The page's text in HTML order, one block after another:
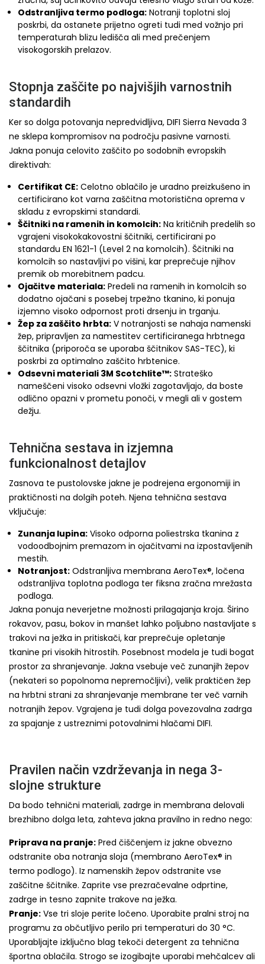
Odstranljiva termo podloga: Notranji toplotni sloj
poskrbi, da ostanete prijetno ogreti tudi med vožnjo pri
temperaturah blizu ledišča ali med prečenjem
visokogorskih prelazov.
Stopnja zaščite po najvišjih varnostnih
standardih
Ker so dolga potovanja nepredvidljiva, DIFI Sierra Nevada 3
ne sklepa kompromisov na področju pasivne varnosti.
Jakna ponuja celovito zaščito po sodobnih evropskih
direktivah:
Certifikat CE: Celotno oblačilo je uradno preizkušeno in
certificirano kot varna zaščitna motoristična oprema v
skladu z evropskimi standardi.
Ščitniki na ramenih in komolcih: Na kritičnih predelih so
vgrajeni visokokakovostni ščitniki, certificirani po
standardu EN 1621-1 (Level 2 na komolcih). Ščitniki na
komolcih so nastavljivi po višini, kar preprečuje njihov
premik ob morebitnem padcu.
Ojačitve materiala: Predeli na ramenih in komolcih so
dodatno ojačani s posebej trpežno tkanino, ki ponuja
izjemno visoko odpornost proti drsenju in trganju.
Žep za zaščito hrbta: V notranjosti se nahaja namenski
žep, pripravljen za namestitev certificiranega hrbtnega
ščitnika (priporoča se uporaba ščitnikov SAS-TEC), ki
poskrbi za optimalno zaščito hrbtenice.
Odsevni materiali 3M Scotchlite™: Strateško
nameščeni visoko odsevni vložki zagotavljajo, da boste
odlično opazni v prometu ponoči, v megli ali v gostem
dežju.
Tehnična sestava in izjemna
funkcionalnost detajlov
Zasnova te pustolovske jakne je podrejena ergonomiji in
praktičnosti na dolgih poteh. Njena tehnična sestava
vključuje:
Zunanja lupina: Visoko odporna poliestrska tkanina z
vodoodbojnim premazom in ojačitvami na izpostavljenih
mestih.
Notranjost: Odstranljiva membrana AeroTex®, ločena
odstranljiva toplotna podloga ter fiksna zračna mrežasta
podloga.
Jakna ponuja neverjetne možnosti prilagajanja kroja. Širino
rokavov, pasu, bokov in manšet lahko poljubno nastavljate s
trakovi na ježka in pritiskači, kar preprečuje opletanje
tkanine pri visokih hitrostih. Posebnost modela je tudi bogat
prostor za shranjevanje. Jakna vsebuje več zunanjih žepov
(nekateri so popolnoma nepremočljivi), velik praktičen žep
na hrbtni strani za shranjevanje membrane ter več varnih
notranjih žepov. Vgrajena je tudi dolga povezovalna zadrga
za spajanje z ustreznimi potovalnimi hlačami DIFI.
Pravilen način vzdrževanja in nega 3-
slojne strukture
Da bodo tehnični materiali, zadrge in membrana delovali
brezhibno dolga leta, zahteva jakna pravilno in redno nego:
Priprava na pranje: Pred čiščenjem iz jakne obvezno
odstranite oba notranja sloja (membrano AeroTex® in
termo podlogo). Iz namenskih žepov odstranite vse
zaščitne ščitnike. Zaprite vse prezračevalne odprtine,
zadrge in tesno zapnite trakove na ježka.
Pranje: Vse tri sloje perite ločeno. Uporabite pralni stroj na
programu za občutljivo perilo pri temperaturi do 30 °C.
Uporabljajte izključno blag tekoči detergent za tehnična
športna oblačila. Strogo se izogibajte uporabi mehčalcev ali